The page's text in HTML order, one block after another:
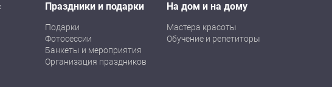
Праздники и подарки
Подарки
Фотосессии
Банкеты и мероприятия
Организация праздников
На дом и на дому
Мастера красоты
Обучение и репетиторы